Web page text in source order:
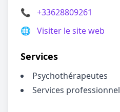
📞 +33628809261
🌐 Visiter le site web
Services
Psychothérapeutes
Services